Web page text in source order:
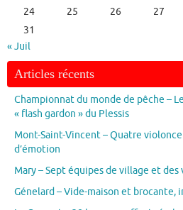
24
25 26 27
31
« Juil
Articles récents
Championnat du monde de pêche –
« flash gardon » du Plessis
Mont-Saint-Vincent – Quatre
d’émotion
Mary – Sept équipes de village et
Génelard – Vide-maison et brocante,